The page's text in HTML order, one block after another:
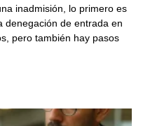
inadmisión, lo primero es
denegación de entrada en
pero también hay pasos